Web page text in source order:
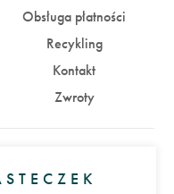
Obsługa płatności
Recykling
Kontakt
Zwroty
Załóż konto